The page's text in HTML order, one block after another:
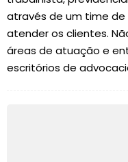
através de um time
atender os clientes.
áreas de atuação e
escritórios de